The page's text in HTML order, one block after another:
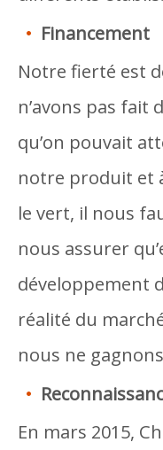
Financement
Notre fierté est
n’avons pas fait
qu’on pouvait
notre produit et
le vert, il nous
nous assurer
développement
réalité du
nous ne
En mars 2015,